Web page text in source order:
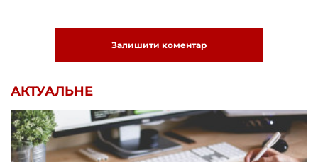
Залишити коментар
АКТУАЛЬНЕ